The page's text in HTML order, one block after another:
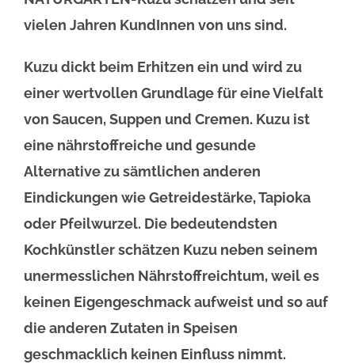
vielen Jahren KundInnen von uns sind.
Kuzu dickt beim Erhitzen ein und wird zu
einer wertvollen Grundlage für eine Vielfalt
von Saucen, Suppen und Cremen. Kuzu ist
eine nährstoffreiche und gesunde
Alternative zu sämtlichen anderen
Eindickungen wie Getreidestärke, Tapioka
oder Pfeilwurzel. Die bedeutendsten
Kochkünstler schätzen Kuzu neben seinem
unermesslichen Nährstoffreichtum, weil es
keinen Eigengeschmack aufweist und so auf
die anderen Zutaten in Speisen
geschmacklich keinen Einfluss nimmt.